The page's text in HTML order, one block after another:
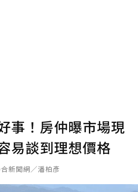
事！房仲曝市場現
易談到理想價格
新聞網／潘柏彥